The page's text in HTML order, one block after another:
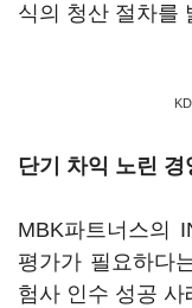
식의 청산 절차를
단기 차익 노린 경
MBK파트너스의
평가가 필요하다
험사 인수 성공